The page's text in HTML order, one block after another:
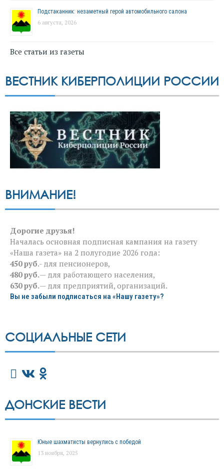
Подстаканник: незаметный герой автомобильного салона
6 августа, 2026
Все статьи из газеты
ВЕСТНИК КИБЕРПОЛИЦИИ РОССИИ
ВНИМАНИЕ!
Дорогие друзья!
Началась основная подписная кампания на газету
«Наша газета» на 2 полугодие 2026 года:
450 руб.- для пенсионеров,
480 руб.— для работающего населения,
630 руб.— для предприятий, организаций.
Вы не забыли подписаться на «Нашу газету»?
СОЦИАЛЬНЫЕ СЕТИ
ДОНСКИЕ ВЕСТИ
Юные шахматисты вернулись с победой
13 ноября, 2025